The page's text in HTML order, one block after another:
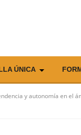
ÚNICA
y autonomía en el